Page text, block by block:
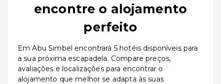
encontre o alojamento
perfeito
Em Abu Simbel encontrará 5 hotéis disponíveis para
a sua próxima escapadela. Compare preços,
avaliações e localizações para encontrar o
alojamento que melhor se adapta às suas